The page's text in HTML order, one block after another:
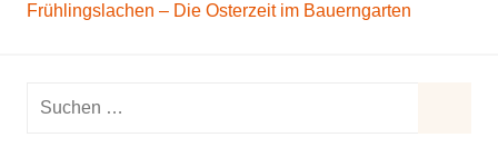
Frühlingslachen – Die Osterzeit im Bauerngarten